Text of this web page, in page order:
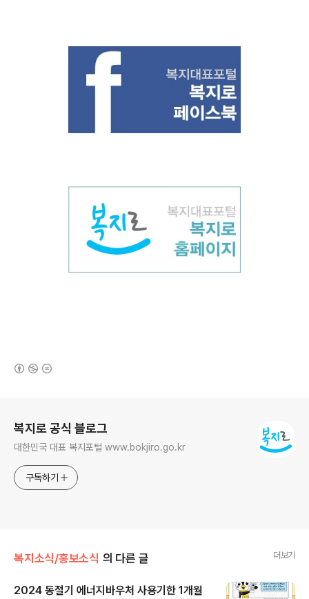
복지로 공식 블로그
대한민국 대표 복지포털 www.bokjiro.go.kr
구독하기
복지소식/홍보소식 의 다른 글 더보기
2024 동절기 에너지바우처 사용기한 1개월